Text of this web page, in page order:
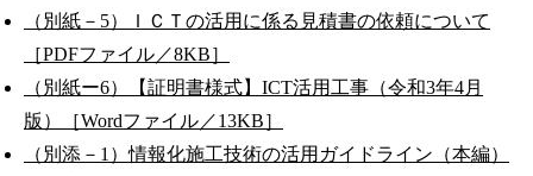
（別紙－5）ＩＣＴの活用に係る見積書の依頼について
［PDFファイル／8KB］
（別紙ー6）【証明書様式】ICT活用工事（令和3年4月
版）［Wordファイル／13KB］
（別添－1）情報化施工技術の活用ガイドライン（本編）